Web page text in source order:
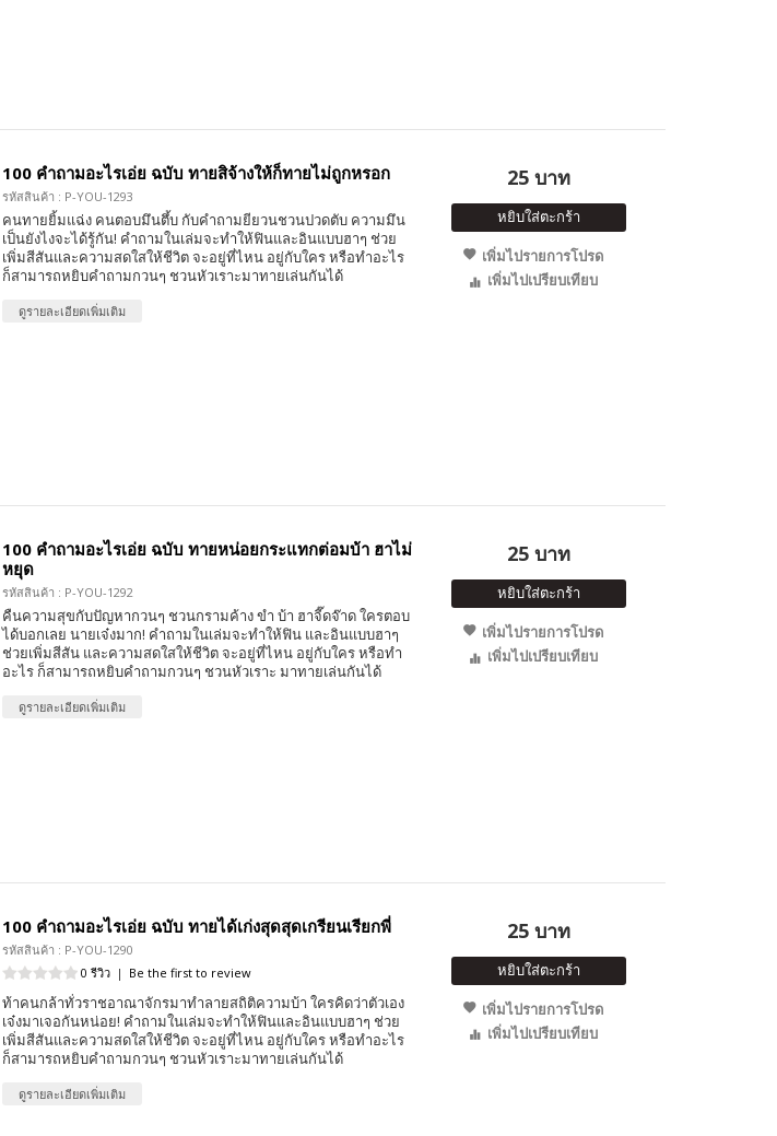
100 คำถามอะไรเอ่ย ฉบับ ทายสิจ้างให้ก็ทายไม่ถูกหรอก
รหัสสินค้า : P-YOU-1293
คนทายยิ้มแฉ่ง คนตอบมึนตึ้บ กับคำถามยียวนชวนปวดตับ ความมึน
เป็นยังไงจะได้รู้กัน! คำถามในเล่มจะทำให้ฟินและอินแบบฮาๆ ช่วย
เพิ่มสีสันและความสดใสให้ชีวิต จะอยู่ที่ไหน อยู่กับใคร หรือทำอะไร
ก็สามารถหยิบคำถามกวนๆ ชวนหัวเราะมาทายเล่นกันได้
ดูรายละเอียดเพิ่มเติม
25 บาท
หยิบใส่ตะกร้า
เพิ่มไปรายการโปรด
เพิ่มไปเปรียบเทียบ
100 คำถามอะไรเอ่ย ฉบับ ทายหน่อยกระแทกต่อมบ้า ฮาไม่
หยุด
รหัสสินค้า : P-YOU-1292
คืนความสุขกับปัญหากวนๆ ชวนกรามค้าง ขำ บ้า ฮาจี๊ดจ๊าด ใครตอบ
ได้บอกเลย นายเจ๋งมาก! คำถามในเล่มจะทำให้ฟิน และอินแบบฮาๆ
ช่วยเพิ่มสีสัน และความสดใสให้ชีวิต จะอยู่ที่ไหน อยู่กับใคร หรือทำ
อะไร ก็สามารถหยิบคำถามกวนๆ ชวนหัวเราะ มาทายเล่นกันได้
ดูรายละเอียดเพิ่มเติม
25 บาท
หยิบใส่ตะกร้า
เพิ่มไปรายการโปรด
เพิ่มไปเปรียบเทียบ
100 คำถามอะไรเอ่ย ฉบับ ทายได้เก่งสุดสุดเกรียนเรียกพี่
รหัสสินค้า : P-YOU-1290
0 รีวิว | Be the first to review
ท้าคนกล้าทั่วราชอาณาจักรมาทำลายสถิติความบ้า ใครคิดว่าตัวเอง
เจ๋งมาเจอกันหน่อย! คำถามในเล่มจะทำให้ฟินและอินแบบฮาๆ ช่วย
เพิ่มสีสันและความสดใสให้ชีวิต จะอยู่ที่ไหน อยู่กับใคร หรือทำอะไร
ก็สามารถหยิบคำถามกวนๆ ชวนหัวเราะมาทายเล่นกันได้
ดูรายละเอียดเพิ่มเติม
25 บาท
หยิบใส่ตะกร้า
เพิ่มไปรายการโปรด
เพิ่มไปเปรียบเทียบ